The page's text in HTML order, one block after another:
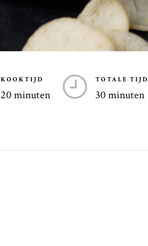
KOOKTIJD
20 minuten
TOTALE TIJD
30 minuten